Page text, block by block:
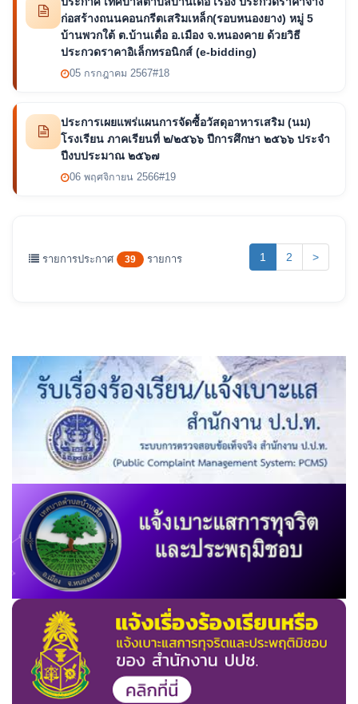
ก่อสร้างถนนคอนกรีตเสริมเหล็ก(รอบหนองยาง) หมู่ 5
บ้านพวกใต้ ต.บ้านเดื่อ อ.เมือง จ.หนองคาย ด้วยวิธี
ประกวดราคาอิเล็กทรอนิกส์ (e-bidding)
05 กรกฎาคม 2567#18
ประการเผยแพร่แผนการจัดซื้อวัสดุอาหารเสริม (นม)
โรงเรียน ภาคเรียนที่ ๒/๒๕๖๖ ปีการศึกษา ๒๕๖๖ ประจำ
ปีงบประมาณ ๒๕๖๗
06 พฤศจิกายน 2566#19
รายการประกาศ 39 รายการ 1 (current)
2 >